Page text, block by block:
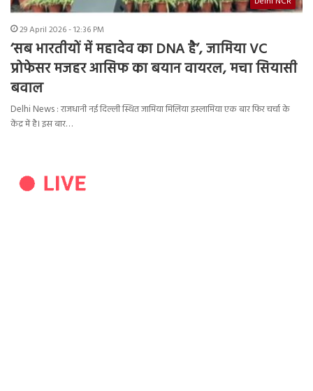
29 April 2026 - 12:36 PM
‘सब भारतीयों में महादेव का DNA है’, जामिया VC
प्रोफेसर मजहर आसिफ का बयान वायरल, मचा सियासी
बवाल
Delhi News : राजधानी नई दिल्ली स्थित जामिया मिलिया इस्लामिया एक बार फिर चर्चा के
केंद्र में है। इस बार…